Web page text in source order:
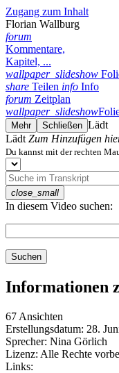
Zugang zum Inhalt
Florian Wallburg
forum
Kommentare,
Kapitel, ...
wallpaper_slideshow
share Teilen info Info
forum Zeitplan
wallpaper_slideshow
Mehr Schließen Lädt
Lädt Zum Hinzufügen
Du kannst mit der rechten
close_small
In diesem Video suchen:
Suchen
Informationen
67 Ansichten
Erstellungsdatum: 28.
Sprecher: Nina Görlich
Lizenz: Alle Rechte
Links: